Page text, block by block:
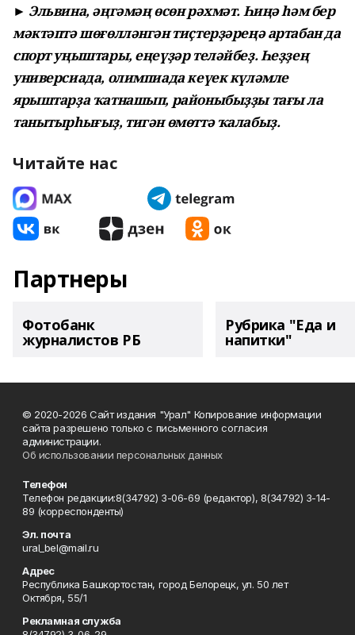
► Эльвина, әңгәмәң өсөн рәхмәт. Һиңә һәм бер
мәктәптә шөғөлләнгән тиҫтерҙәреңә артабан да
спорт уңыштары, еңеүҙәр теләйбеҙ. Һеҙҙең
универсиада, олимпиада кеүек күләмле
ярыштарҙа ҡатнашып, районыбыҙҙы тағы ла
танытырһығыҙ, тигән өмөттә ҡалабыҙ.
Читайте нас
Партнеры
Фотобанк
журналистов РБ
Рубрика "Еда и
напитки"
© 2020-2026 Сайт издания "Урал" Копирование информации
сайта разрешено только с письменного согласия
администрации.
Об использовании персональных данных
Телефон
Телефон редакции:8(34792) 3-06-69 (редактор), 8(34792) 3-14-
89 (корреспонденты)
Эл. почта
ural_bel@mail.ru
Адрес
Республика Башкортостан, город Белорецк, ул. 50 лет
Октября, 55/1
Рекламная служба